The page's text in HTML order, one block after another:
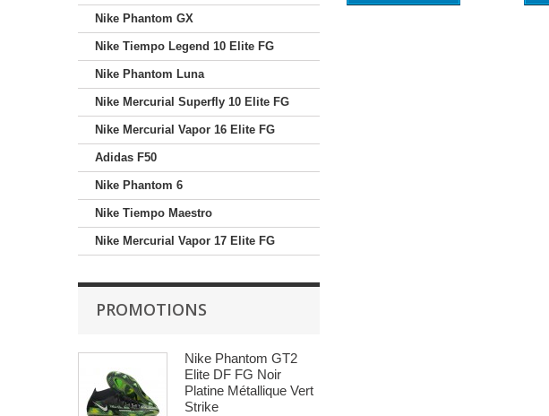
Nike Phantom GX
Nike Tiempo Legend 10 Elite FG
Nike Phantom Luna
Nike Mercurial Superfly 10 Elite FG
Nike Mercurial Vapor 16 Elite FG
Adidas F50
Nike Phantom 6
Nike Tiempo Maestro
Nike Mercurial Vapor 17 Elite FG
PROMOTIONS
Nike Phantom GT2
Elite DF FG Noir
Platine Métallique Vert
Strike